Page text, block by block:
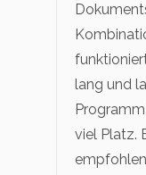
lang und
viel Platz.